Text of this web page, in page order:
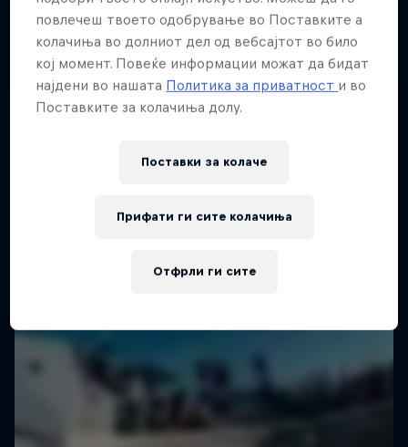
Повеќе слична содржина
повлечеш твоето одобрување во Поставките а
колачиња во долниот дел од вебсајтот во било
кој момент. Повеќе информации можат да бидат
најдени во нашата Политика за приватност и во
Поставките за колачиња долу.
Поставки за колачe
Отфрли ги сите
Прифати ги сите колачиња